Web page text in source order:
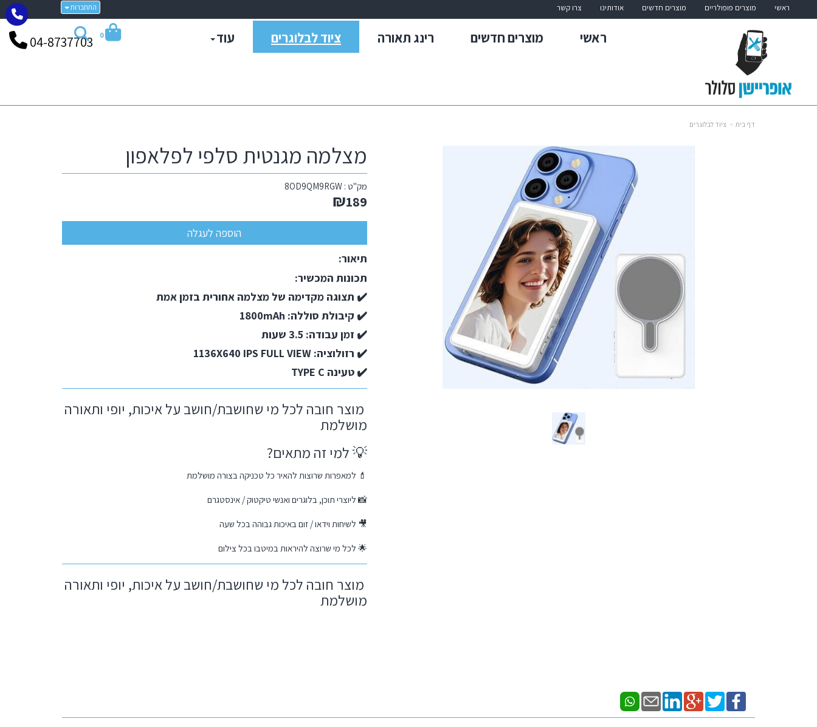
התחברות ראשי מוצרים פופולריים מוצרים חדשים אודותינו צרו קשר
ראשי מוצרים חדשים רינג תאורה ציוד לבלוגרים עוד 0
04-8737703
דף בית ציוד לבלוגרים
מצלמה מגנטית סלפי לפלאפון
מק"ט :8OD9QM9RGW
₪189
תיאור:
תכונות המכשיר:
✔️ תצוגה מקדימה של מצלמה אחורית בזמן אמת
✔️ קיבולת סוללה: 1800mAh
✔️ זמן עבודה: 3.5 שעות
✔️ רזולוציה: 1136X640 IPS FULL VIEW
✔️ טעינה TYPE C
מוצר חובה לכל מי שחושבת/חושב על איכות, יופי ותאורה
מושלמת
💡 למי זה מתאים?
💄 למאפרות שרוצות להאיר כל טכניקה בצורה מושלמת
📸 ליוצרי תוכן, בלוגרים ואנשי טיקטוק / אינסטגרם
🎥 לשיחות וידאו / זום באיכות גבוהה בכל שעה
🌟 לכל מי שרוצה להיראות במיטבו בכל צילום
מוצר חובה לכל מי שחושבת/חושב על איכות, יופי ותאורה
מושלמת